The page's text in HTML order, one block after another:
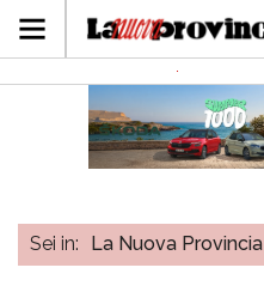
Sei in: La Nuova Provincia